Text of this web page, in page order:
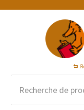
Passer
Passer
Passer